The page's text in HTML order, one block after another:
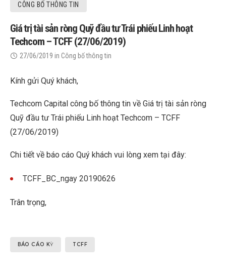
CÔNG BỐ THÔNG TIN
Giá trị tài sản ròng Quỹ đầu tư Trái phiếu Linh hoạt
Techcom – TCFF (27/06/2019)
27/06/2019 in Công bố thông tin
Kính gửi Quý khách,
Techcom Capital công bố thông tin về Giá trị tài sản ròng
Quỹ đầu tư Trái phiếu Linh hoạt Techcom – TCFF
(27/06/2019)
Chi tiết về báo cáo Quý khách vui lòng xem tại đây:
TCFF_BC_ngay 20190626
Trân trọng,
BÁO CÁO KỲ TCFF